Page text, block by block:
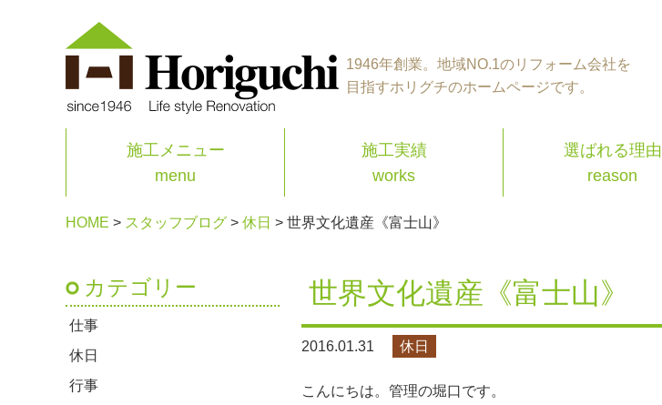
1946年創業。地域NO.1のリフォーム会社を
目指すホリグチのホームページです。
施工メニュー
menu
施工実績
works
選ばれる理由
reason
HOME > スタッフブログ > 休日 > 世界文化遺産《富士山》
世界文化遺産《富士山》
2016.01.31 休日
こんにちは。管理の堀口です。
カテゴリー
仕事
休日
行事